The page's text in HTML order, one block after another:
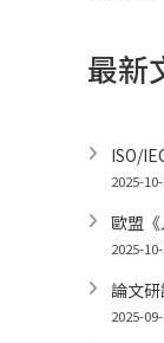
最新
ISO/
2025-
歐盟
2025-
論文
2025-